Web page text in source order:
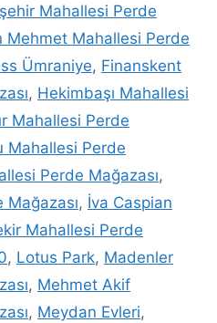
Mahallesi Perde
Mehmet Mahallesi Perde
Ümraniye, Finanskent
, Hekimbaşı Mahallesi
Mahallesi Perde
Mahallesi Perde
Perde Mağazası,
, İva Caspian
Mahallesi Perde
, Lotus Park, Madenler
, Mehmet Akif
, Meydan Evleri,